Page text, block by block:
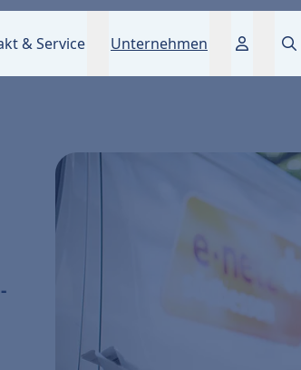
& Service Unternehmen Login